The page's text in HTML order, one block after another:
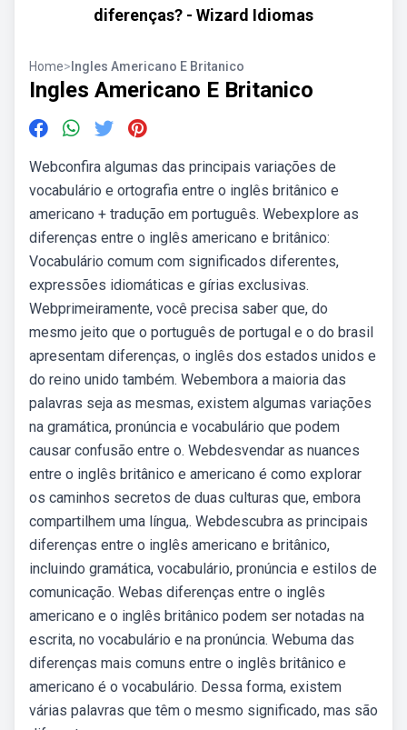
diferenças? - Wizard Idiomas
Home> Ingles Americano E Britanico
Ingles Americano E Britanico
Webconfira algumas das principais variações de
vocabulário e ortografia entre o inglês britânico e
americano + tradução em português. Webexplore as
diferenças entre o inglês americano e britânico:
Vocabulário comum com significados diferentes,
expressões idiomáticas e gírias exclusivas.
Webprimeiramente, você precisa saber que, do
mesmo jeito que o português de portugal e o do brasil
apresentam diferenças, o inglês dos estados unidos e
do reino unido também. Webembora a maioria das
palavras seja as mesmas, existem algumas variações
na gramática, pronúncia e vocabulário que podem
causar confusão entre o. Webdesvendar as nuances
entre o inglês britânico e americano é como explorar
os caminhos secretos de duas culturas que, embora
compartilhem uma língua,. Webdescubra as principais
diferenças entre o inglês americano e britânico,
incluindo gramática, vocabulário, pronúncia e estilos de
comunicação. Webas diferenças entre o inglês
americano e o inglês britânico podem ser notadas na
escrita, no vocabulário e na pronúncia. Webuma das
diferenças mais comuns entre o inglês britânico e
americano é o vocabulário. Dessa forma, existem
várias palavras que têm o mesmo significado, mas são